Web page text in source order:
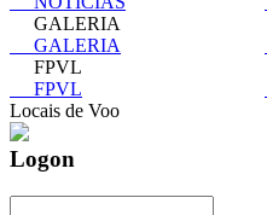
GALERIA
GALERIA
FPVL
FPVL
Locais de Voo
Logon